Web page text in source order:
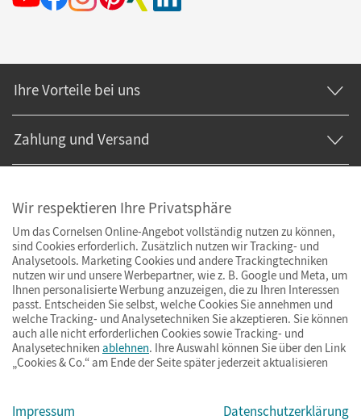
Ihre Vorteile bei uns
Zahlung und Versand
© Cornelsen Verlag 2026
ImpressumAGBDatenschutzBarrierefreiheitCookies & Co.
Wir respektieren Ihre Privatsphäre
Um das Cornelsen Online-Angebot vollständig nutzen zu können,
sind Cookies erforderlich. Zusätzlich nutzen wir Tracking- und
Analysetools. Marketing Cookies und andere Trackingtechniken
nutzen wir und unsere Werbepartner, wie z. B. Google und Meta, um
Ihnen personalisierte Werbung anzuzeigen, die zu Ihren Interessen
passt. Entscheiden Sie selbst, welche Cookies Sie annehmen und
welche Tracking- und Analysetechniken Sie akzeptieren. Sie können
auch alle nicht erforderlichen Cookies sowie Tracking- und
Analysetechniken ablehnen. Ihre Auswahl können Sie über den Link
„Cookies & Co.“ am Ende der Seite später jederzeit aktualisieren
Impressum Datenschutzerklärung